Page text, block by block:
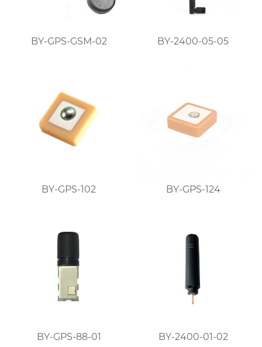
BY-GPS-GSM-02 BY-2400-05-05
BY-GPS-102 BY-GPS-124
BY-GPS-88-01 BY-2400-01-02